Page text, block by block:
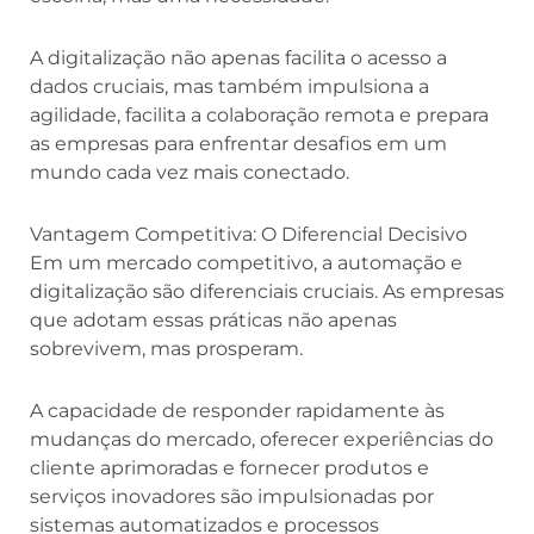
A digitalização não apenas facilita o acesso a
dados cruciais, mas também impulsiona a
agilidade, facilita a colaboração remota e prepara
as empresas para enfrentar desafios em um
mundo cada vez mais conectado.
Vantagem Competitiva: O Diferencial Decisivo
Em um mercado competitivo, a automação e
digitalização são diferenciais cruciais. As empresas
que adotam essas práticas não apenas
sobrevivem, mas prosperam.
A capacidade de responder rapidamente às
mudanças do mercado, oferecer experiências do
cliente aprimoradas e fornecer produtos e
serviços inovadores são impulsionadas por
sistemas automatizados e processos